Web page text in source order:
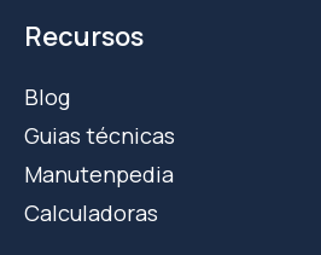
Recursos
Blog
Guias técnicas
Manutenpedia
Calculadoras